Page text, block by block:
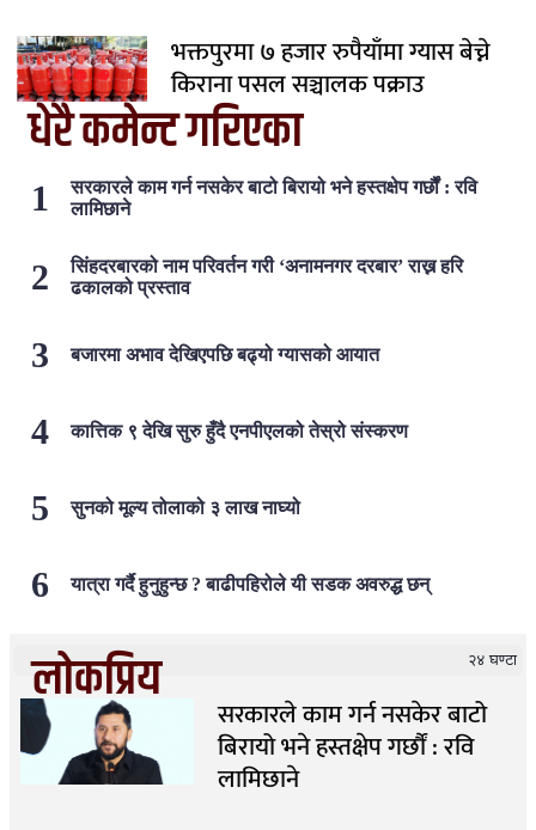
भक्तपुरमा ७ हजार रुपैयाँमा ग्यास बेच्ने
किराना पसल सञ्चालक पक्राउ
धेरै कमेन्ट गरिएका
सरकारले काम गर्न नसकेर बाटो बिरायो भने हस्तक्षेप गर्छौं : रवि
लामिछाने
सिंहदरबारको नाम परिवर्तन गरी ‘अनामनगर दरबार’ राख्न हरि
ढकालको प्रस्ताव
बजारमा अभाव देखिएपछि बढ्यो ग्यासको आयात
कात्तिक ९ देखि सुरु हुँदै एनपीएलको तेस्रो संस्करण
सुनको मूल्य तोलाको ३ लाख नाघ्यो
यात्रा गर्दै हुनुहुन्छ ? बाढीपहिरोले यी सडक अवरुद्ध छन्
लोकप्रिय २४ घण्टा
सरकारले काम गर्न नसकेर बाटो
बिरायो भने हस्तक्षेप गर्छौं : रवि
लामिछाने